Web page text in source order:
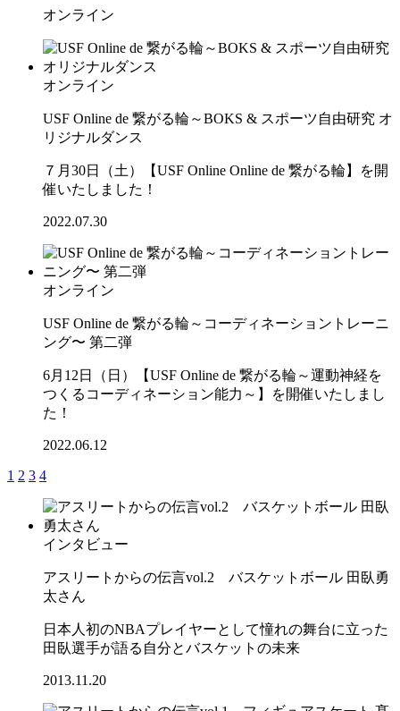
オンライン
オンライン
USF Online de 繋がる輪～BOKS & スポーツ自由研究 オ
リジナルダンス
７月30日（土）【USF Online Online de 繋がる輪】を開
催いたしました！
2022.07.30
オンライン
USF Online de 繋がる輪～コーディネーショントレーニ
ング〜 第二弾
6月12日（日）【USF Online de 繋がる輪～運動神経を
つくるコーディネーション能力～】を開催いたしまし
た！
2022.06.12
1 2 3 4
インタビュー
アスリートからの伝言vol.2 バスケットボール 田臥勇
太さん
日本人初のNBAプレイヤーとして憧れの舞台に立った
田臥選手が語る自分とバスケットの未来
2013.11.20